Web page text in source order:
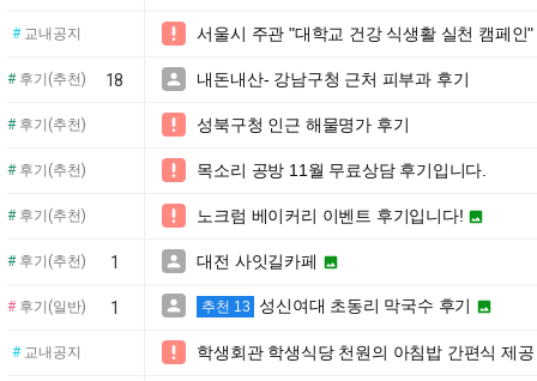
#교내공지  서울시 주관 "대학교 건강 식생활 실천 캠페인
#후기(추천) 18  내돈내산- 강남구청 근처 피부과 후기
#후기(추천)  성북구청 인근 해물명가 후기
#후기(추천)  목소리 공방 11월 무료상담 후기입니다.
#후기(추천)  노크럼 베이커리 이벤트 후기입니다! 
#후기(추천) 1  대전 사잇길카페 
#후기(일반) 1  추천 13 성신여대 초동리 막국수 후기 
#교내공지  학생회관 학생식당 천원의 아침밥 간편식 제